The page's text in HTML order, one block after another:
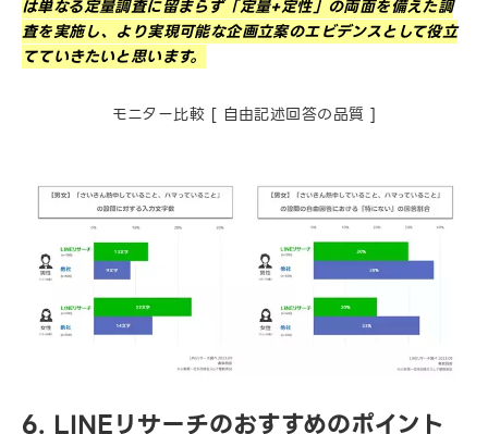
は単なる定量調査に留まらず「定量+定性」の両面を備えた調
査を実施し、より実現可能な企画立案のエビデンスとして役立
てていきたいと思います。
モニター比較 [ 自由記述回答の品質 ]
6. LINEリサーチのおすすめのポイント